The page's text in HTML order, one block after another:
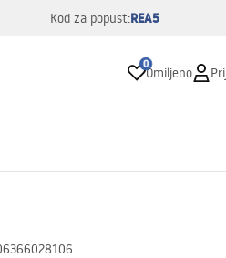
Kod za popust:REA5
0
Omiljeno